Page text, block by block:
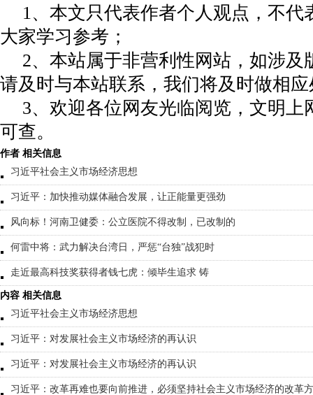
1、本文只代表作者个人观点，不代
大家学习参考；
2、本站属于非营利性网站，如涉及
请及时与本站联系，我们将及时做相
3、欢迎各位网友光临阅览，文明上
可查。
作者 相关信息
习近平社会主义市场经济思想
习近平：加快推动媒体融合发展，让正能量更强劲
风向标！河南卫健委：公立医院不得改制，已改制的
何雷中将：武力解决台湾日，严惩“台独”战犯时
走近最高科技奖获得者钱七虎：倾毕生追求 铸
内容 相关信息
习近平社会主义市场经济思想
习近平：对发展社会主义市场经济的再认识
习近平：对发展社会主义市场经济的再认识
习近平：改革再难也要向前推进，必须坚持社会主义市场经济的改革